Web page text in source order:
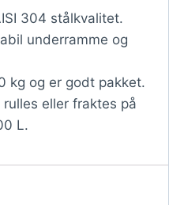
304 stålkvalitet.
underramme og
kg og er godt pakket.
eller fraktes på
L.